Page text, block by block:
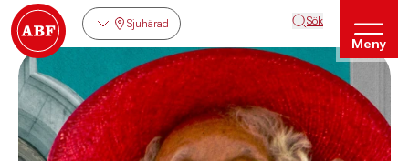
Sjuhärad Sök
Meny